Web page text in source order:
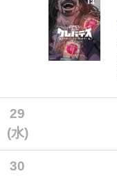
29
(水)
30